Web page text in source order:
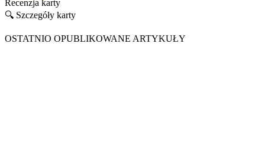
Recenzja karty
🔍 Szczegóły karty
OSTATNIO OPUBLIKOWANE ARTYKUŁY